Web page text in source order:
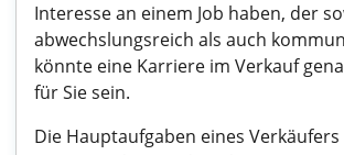
Interesse an einem Job haben, der
abwechslungsreich als auch
könnte eine Karriere im Verkauf
für Sie sein.
Die Hauptaufgaben eines